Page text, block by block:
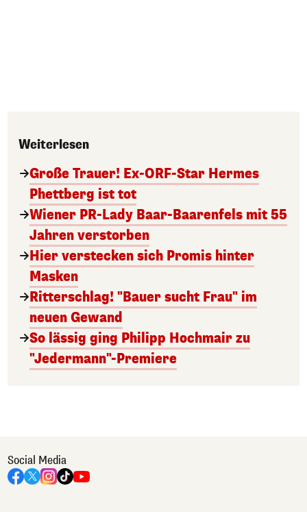
Weiterlesen
Große Trauer! Ex-ORF-Star Hermes
Phettberg ist tot
Wiener PR-Lady Baar-Baarenfels mit 55
Jahren verstorben
Hier verstecken sich Promis hinter
Masken
Ritterschlag! "Bauer sucht Frau" im
neuen Gewand
So lässig ging Philipp Hochmair zu
"Jedermann"-Premiere
Social Media